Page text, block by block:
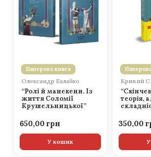
Паперова книга
Олександр Балабко
“Ролі й манекени. Із
життя Соломії
Крушельницької”
650,00
У кошик
Кривий
теорія,
350,00